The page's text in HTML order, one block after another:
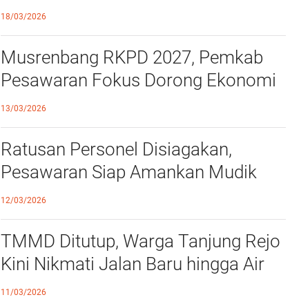
dan Nyaman Melintas di Pesawaran
18/03/2026
Musrenbang RKPD 2027, Pemkab
Pesawaran Fokus Dorong Ekonomi
dari Desa
13/03/2026
Ratusan Personel Disiagakan,
Pesawaran Siap Amankan Mudik
Lebaran
12/03/2026
TMMD Ditutup, Warga Tanjung Rejo
Kini Nikmati Jalan Baru hingga Air
Bersih
11/03/2026